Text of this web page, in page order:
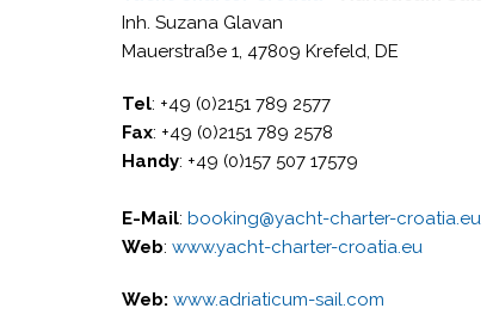
Inh. Suzana Glavan
Mauerstraße 1, 47809 Krefeld, DE
Tel: +49 (0)2151 789 2577
Fax: +49 (0)2151 789 2578
Handy: +49 (0)157 507 17579
E-Mail: booking@yacht-charter-croatia.eu
Web: www.yacht-charter-croatia.eu
Web: www.adriaticum-sail.com